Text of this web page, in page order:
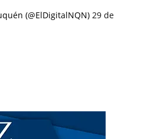
(@ElDigitalNQN) 29 de